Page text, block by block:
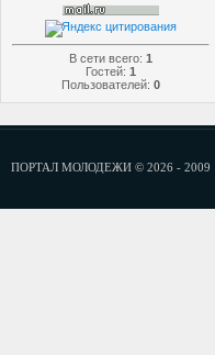
В сети всего: 1
Гостей: 1
Пользователей: 0
ПОРТАЛ МОЛОДЕЖИ © 2026 - 2009